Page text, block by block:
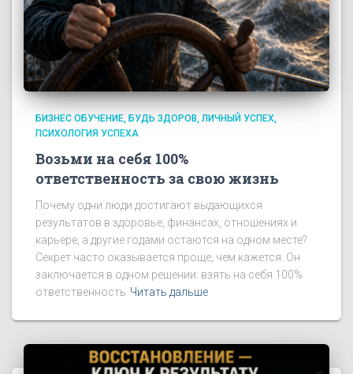
БИЗНЕС ОБУЧЕНИЕ БУДЬ ЗДОРОВ ЛИЧНЫЙ УСПЕХ
ПСИХОЛОГИЯ УСПЕХА
Возьми на себя 100%
ответственность за свою жизнь
Почему одни люди достигают выдающихся
результатов в здоровье, финансах, отношениях и
карьере, а другие годами остаются на одном месте?
Секрет часто оказывается проще, чем кажется. Он
заключается в одном решении: взять на себя 100%
ответственность Читать дальше